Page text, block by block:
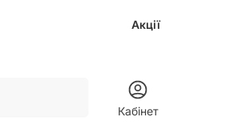
Акції
Кабінет